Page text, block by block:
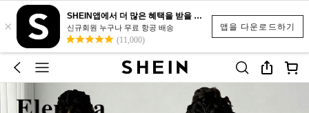
앱을 다운로드하기
×
SHEIN앱에서 더 많은 혜택을 받을 수 있어요.
신규회원 누구나 무료 항공 배송
(11,000)